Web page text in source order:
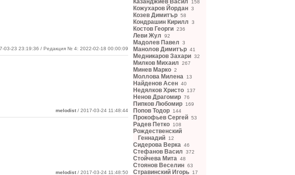
03-23 23:19:36 / Редакция № 4: 2022-02-18 00:00:09
melodist / 2017-03-24 11:48:44
melodist / 2017-03-24 11:48:50
Казанджиев Васил 158
Кожухаров Йордан 3
Козев Димитър 58
Кондрашин Кирилл 3
Костов Георги 236
Леви Жул 92
Мадолев Павел 3
Манолов Димитър 41
Медникаров Захари 32
Милков Михаил 267
Минев Марко 2
Моллова Милена 13
Найденов Асен 40
Недялков Христо 137
Ненов Драгомир 76
Пипков Любомир 169
Попов Тодор 144
Прокофьев Сергей 53
Радев Петко 108
Рождественский
Геннадий 12
Сидерова Верка 46
Стефанов Васил 372
Стойчева Мита 48
Стоянов Веселин 63
Стравинский Игорь 17